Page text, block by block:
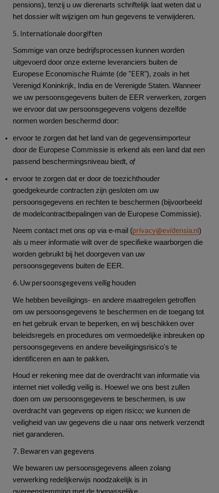
pensions), tenzij u uw dierenarts schriftelijk laat weten dat u
het dossier wilt wijzigen om hun gegevens te verwijderen.
5. Internationale doorgiften
Sommige van onze bedrijfsprocessen kunnen worden
uitgevoerd door onze externe leveranciers buiten de
Europese Economische Ruimte (de "EER"), zoals in het
Verenigd Koninkrijk, India en de Verenigde Staten. Wanneer
we uw persoonsgegevens buiten de EER verwerken, zorgen
we ervoor dat uw persoonsgegevens volgens dezelfde
normen worden beschermd door:
ervoor te zorgen dat het land van de gegevensimporteur
door de Europese Commissie is erkend als een land dat een
passend beschermingsniveau biedt, of
ervoor te zorgen dat er door de toezichthouder
goedgekeurde contracten zijn gesloten om uw
persoonsgegevens en rechten te beschermen (bijvoorbeeld
de modelcontractbepalingen van de Europese Commissie).
Neem contact met ons op via e-mail (privacy@evidensia.nl)
als u meer informatie wilt over de specifieke waarborgen die
worden gebruikt bij het doorgeven van uw
persoonsgegevens buiten de EER.
6. Uw persoonsgegevens veilig houden
We hebben beveiligings- en andere maatregelen getroffen
om uw persoonsgegevens te beschermen en de toegang tot
en het gebruik ervan te beperken, en wij beschikken over
beleidsregels en procedures om vermoedelijke inbreuken op
persoonsgegevens en andere beveiligingsrisico's te
identificeren en aan te pakken.
Houd er rekening mee dat de overdracht van informatie via
internet niet volledig veilig is. Hoewel we ons best zullen
doen om uw persoonsgegevens te beschermen, is uw
overdracht van gegevens op eigen risico; we kunnen de
veiligheid van uw gegevens die u naar ons netwerk verzendt
niet garanderen.
7. Bewaren van gegevens
We bewaren uw persoonsgegevens alleen zolang
verwerking redelijkerwijs noodzakelijk is in